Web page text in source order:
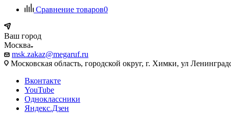
Сравнение товаров0
Ваш город
Москва
msk.zakaz@megaruf.ru
Московская область, городской округ, г. Химки, ул
Вконтакте
YouTube
Одноклассники
Яндекс.Дзен